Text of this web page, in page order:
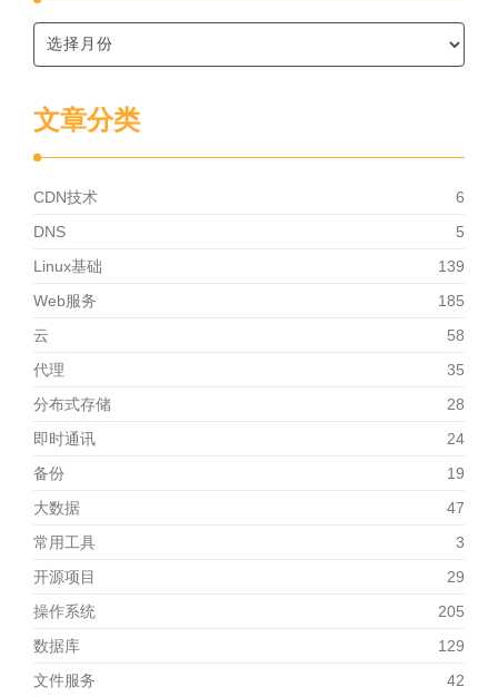
文章分类
CDN技术
6
DNS
5
Linux基础
139
Web服务
185
云
58
代理
35
分布式存储
28
即时通讯
24
备份
19
大数据
47
常用工具
3
开源项目
29
操作系统
205
数据库
129
文件服务
42